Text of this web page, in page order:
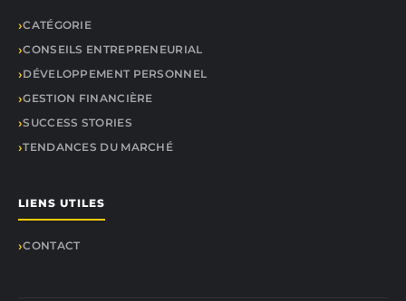
CATÉGORIE
CONSEILS ENTREPRENEURIAL
DÉVELOPPEMENT PERSONNEL
GESTION FINANCIÈRE
SUCCESS STORIES
TENDANCES DU MARCHÉ
LIENS UTILES
CONTACT